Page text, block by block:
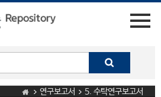
연구보고서 5. 수탁연구보고서